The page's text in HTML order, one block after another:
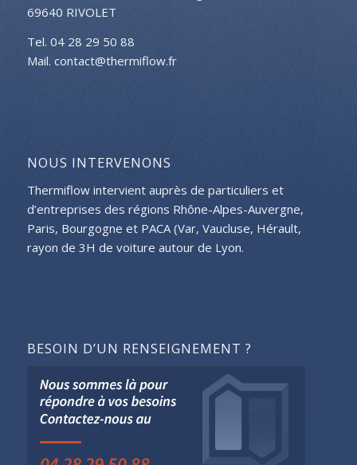
69640 RIVOLET
Tel. 04 28 29 50 88
Mail. contact@thermiflow.fr
NOUS INTERVENONS
Thermiflow intervient auprès de particuliers et
d’entreprises des régions Rhône-Alpes-Auvergne,
Paris, Bourgogne et PACA (Var, Vaucluse, Hérault,
rayon de 3H de voiture autour de Lyon.
BESOIN D’UN RENSEIGNEMENT ?